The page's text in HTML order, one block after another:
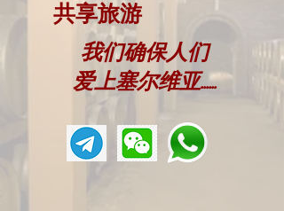
我们确保人们
爱上塞尔维亚......
共享旅游